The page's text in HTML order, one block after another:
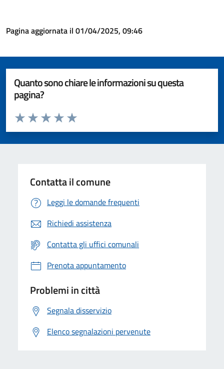
Pagina aggiornata il 01/04/2025, 09:46
Quanto sono chiare le informazioni su questa
pagina?
Valuta da 1 a 5 stelle la pagina
Valuta 5 stelle su 5
Valuta 4 stelle su 5
Valuta 3 stelle su 5
Valuta 2 stelle su 5
Valuta 1 stelle su 5
Contatta il comune
Leggi le domande frequenti
Richiedi assistenza
Contatta gli uffici comunali
Prenota appuntamento
Problemi in città
Segnala disservizio
Elenco segnalazioni pervenute